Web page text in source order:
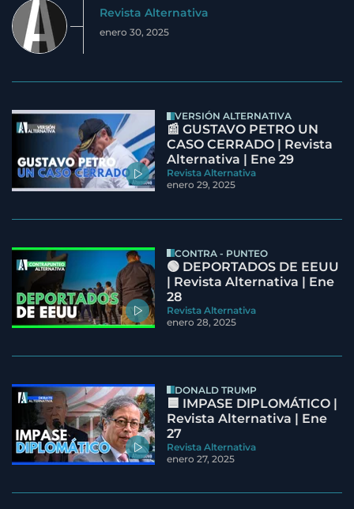
Revista Alternativa
enero 30, 2025
VERSIÓN ALTERNATIVA
📰 GUSTAVO PETRO UN
CASO CERRADO | Revista
Alternativa | Ene 29
Revista Alternativa
enero 29, 2025
CONTRA - PUNTEO
🟢 DEPORTADOS DE EEUU
| Revista Alternativa | Ene
28
Revista Alternativa
enero 28, 2025
DONALD TRUMP
🟦 IMPASE DIPLOMÁTICO |
Revista Alternativa | Ene
27
Revista Alternativa
enero 27, 2025